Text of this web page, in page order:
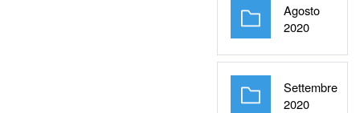
Agosto
2020Cartella
Settembre
2020Cartella